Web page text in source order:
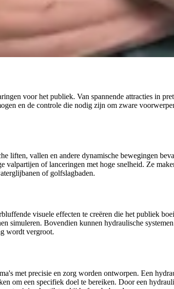
voor het publiek. Van spannende attracties in
en de controle die nodig zijn om zware
liften, vallen en andere dynamische bewegingen
of lanceringen met hoge snelheid. Ze
of golfslagbaden.
visuele effecten te creëren die het publiek
simuleren. Bovendien kunnen hydraulische
wordt vergroot.
met precisie en zorg worden ontworpen. Een
om een specifiek doel te bereiken. Door een